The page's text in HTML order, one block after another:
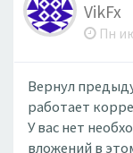
VikFx
Пн
Вернул
работает
У вас нет
вложений в